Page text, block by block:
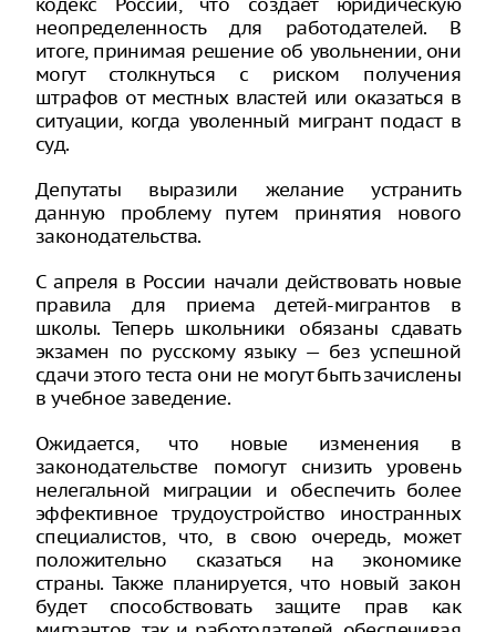
неопределенность для работодателей. В
итоге, принимая решение об увольнении, они
могут столкнуться с риском получения
штрафов от местных властей или оказаться в
ситуации, когда уволенный мигрант подаст в
суд.
Депутаты выразили желание устранить
данную проблему путем принятия нового
законодательства.
С апреля в России начали действовать новые
правила для приема детей-мигрантов в
школы. Теперь школьники обязаны сдавать
экзамен по русскому языку — без успешной
сдачи этого теста они не могут быть зачислены
в учебное заведение.
Ожидается, что новые изменения в
законодательстве помогут снизить уровень
нелегальной миграции и обеспечить более
эффективное трудоустройство иностранных
специалистов, что, в свою очередь, может
положительно сказаться на экономике
страны. Также планируется, что новый закон
будет способствовать защите прав как